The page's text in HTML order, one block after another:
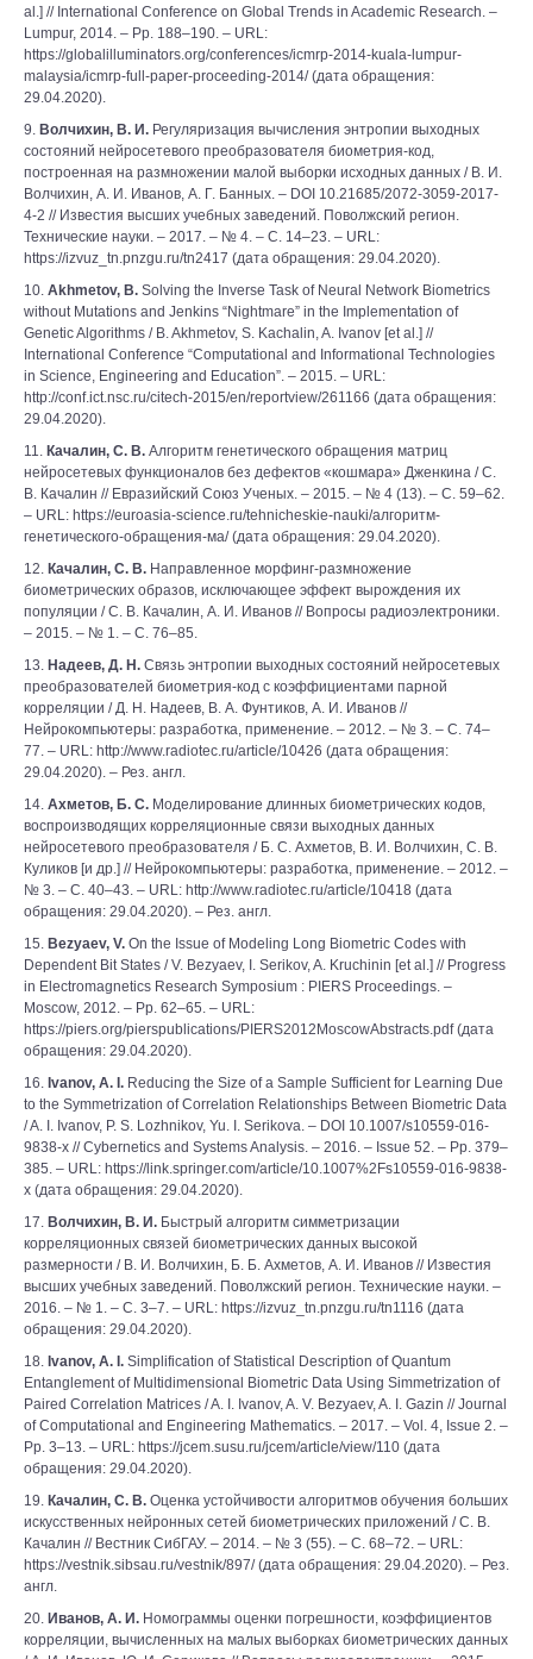
al.] // International Conference on Global Trends in Academic Research. –
Lumpur, 2014. – Pp. 188–190. – URL:
https://globalilluminators.org/conferences/icmrp-2014-kuala-lumpur-
malaysia/icmrp-full-paper-proceeding-2014/ (дата обращения:
29.04.2020).
9. Волчихин, В. И. Регуляризация вычисления энтропии выходных
состояний нейросетевого преобразователя биометрия-код,
построенная на размножении малой выборки исходных данных / В. И.
Волчихин, А. И. Иванов, А. Г. Банных. – DOI 10.21685/2072-3059-2017-
4-2 // Известия высших учебных заведений. Поволжский регион.
Технические науки. – 2017. – № 4. – С. 14–23. – URL:
https://izvuz_tn.pnzgu.ru/tn2417 (дата обращения: 29.04.2020).
10. Akhmetov, B. Solving the Inverse Task of Neural Network Biometrics
without Mutations and Jenkins “Nightmare” in the Implementation of
Genetic Algorithms / B. Akhmetov, S. Kachalin, A. Ivanov [et al.] //
International Conference “Computational and Informational Technologies
in Science, Engineering and Education”. – 2015. – URL:
http://conf.ict.nsc.ru/citech-2015/en/reportview/261166 (дата обращения:
29.04.2020).
11. Качалин, С. В. Алгоритм генетического обращения матриц
нейросетевых функционалов без дефектов «кошмара» Дженкина / С.
В. Качалин // Евразийский Союз Ученых. – 2015. – № 4 (13). – С. 59–62.
– URL: https://euroasia-science.ru/tehnicheskie-nauki/алгоритм-
генетического-обращения-ма/ (дата обращения: 29.04.2020).
12. Качалин, С. В. Направленное морфинг-размножение
биометрических образов, исключающее эффект вырождения их
популяции / С. В. Качалин, А. И. Иванов // Вопросы радиоэлектроники.
– 2015. – № 1. – С. 76–85.
13. Надеев, Д. Н. Связь энтропии выходных состояний нейросетевых
преобразователей биометрия-код с коэффициентами парной
корреляции / Д. Н. Надеев, В. А. Фунтиков, А. И. Иванов //
Нейрокомпьютеры: разработка, применение. – 2012. – № 3. – С. 74–
77. – URL: http://www.radiotec.ru/article/10426 (дата обращения:
29.04.2020). – Рез. англ.
14. Ахметов, Б. С. Моделирование длинных биометрических кодов,
воспроизводящих корреляционные связи выходных данных
нейросетевого преобразователя / Б. С. Ахметов, В. И. Волчихин, С. В.
Куликов [и др.] // Нейрокомпьютеры: разработка, применение. – 2012. –
№ 3. – С. 40–43. – URL: http://www.radiotec.ru/article/10418 (дата
обращения: 29.04.2020). – Рез. англ.
15. Bezyaev, V. On the Issue of Modeling Long Biometric Codes with
Dependent Bit States / V. Bezyaev, I. Serikov, A. Kruchinin [et al.] // Progress
in Electromagnetics Research Symposium : PIERS Proceedings. –
Moscow, 2012. – Pp. 62–65. – URL:
https://piers.org/pierspublications/PIERS2012MoscowAbstracts.pdf (дата
обращения: 29.04.2020).
16. Ivanov, A. I. Reducing the Size of a Sample Sufficient for Learning Due
to the Symmetrization of Correlation Relationships Between Biometric Data
/ A. I. Ivanov, P. S. Lozhnikov, Yu. I. Serikova. – DOI 10.1007/s10559-016-
9838-x // Cybernetics and Systems Analysis. – 2016. – Issue 52. – Pp. 379–
385. – URL: https://link.springer.com/article/10.1007%2Fs10559-016-9838-
x (дата обращения: 29.04.2020).
17. Волчихин, В. И. Быстрый алгоритм симметризации
корреляционных связей биометрических данных высокой
размерности / В. И. Волчихин, Б. Б. Ахметов, А. И. Иванов // Известия
высших учебных заведений. Поволжский регион. Технические науки. –
2016. – № 1. – С. 3–7. – URL: https://izvuz_tn.pnzgu.ru/tn1116 (дата
обращения: 29.04.2020).
18. Ivanov, A. I. Simplification of Statistical Description of Quantum
Entanglement of Multidimensional Biometric Data Using Simmetrization of
Paired Correlation Matrices / A. I. Ivanov, A. V. Bezyaev, A. I. Gazin // Journal
of Computational and Engineering Mathematics. – 2017. – Vol. 4, Issue 2. –
Pp. 3–13. ‒ URL: https://jcem.susu.ru/jcem/article/view/110 (дата
обращения: 29.04.2020).
19. Качалин, С. В. Оценка устойчивости алгоритмов обучения больших
искусственных нейронных сетей биометрических приложений / С. В.
Качалин // Вестник СибГАУ. – 2014. – № 3 (55). – С. 68–72. – URL:
https://vestnik.sibsau.ru/vestnik/897/ (дата обращения: 29.04.2020). – Рез.
англ.
20. Иванов, А. И. Номограммы оценки погрешности, коэффициентов
корреляции, вычисленных на малых выборках биометрических данных